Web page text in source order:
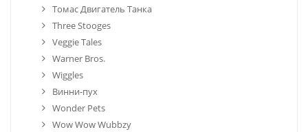
Томас Двигатель Танка
Three Stooges
Veggie Tales
Warner Bros.
Wiggles
Винни-пух
Wonder Pets
Wow Wow Wubbzy